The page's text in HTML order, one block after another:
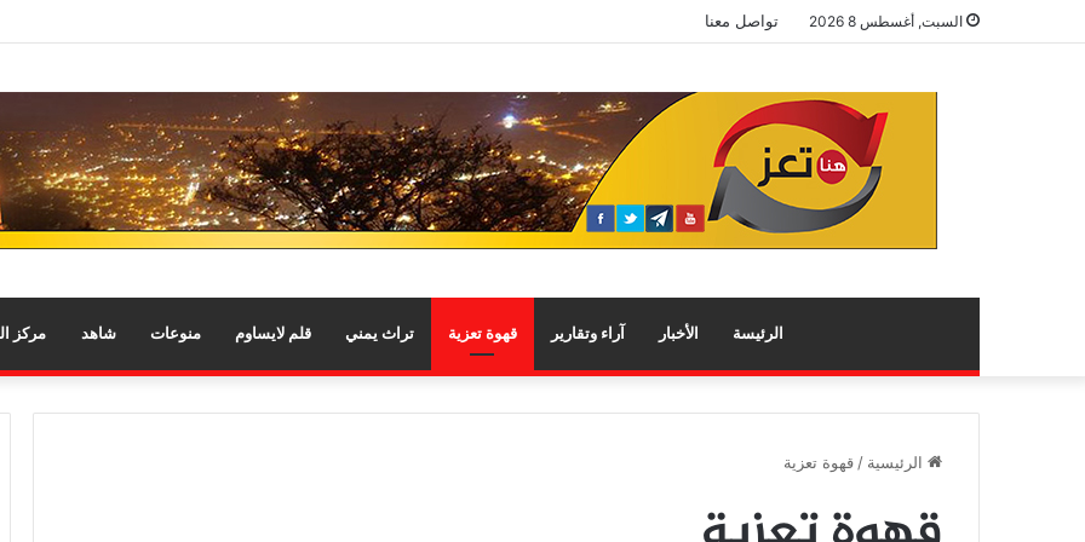
السبت, أغسطس 8 2026 تواصل معنا
الرئيسة الأخبار آراء وتقارير قهوة تعزية تراث يمني قلم لايساوم منوعات شاهد مركز
الرئيسية / قهوة تعزية